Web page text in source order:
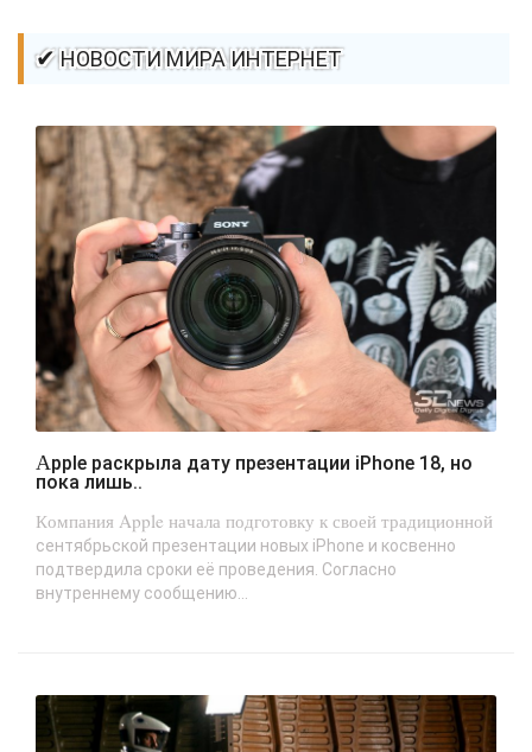
✔ НОВОСТИ МИРА ИНТЕРНЕТ
Apple раскрыла дату презентации iPhone 18, но
пока лишь..
Компания Apple начала подготовку к своей традиционной
сентябрьской презентации новых iPhone и косвенно
подтвердила сроки её проведения. Согласно
внутреннему сообщению...